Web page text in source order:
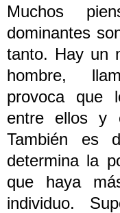
Muchos
dominantes
tanto. Hay un
hombre,
provoca que
entre ellos y
También es
determina la
que haya
individuo.